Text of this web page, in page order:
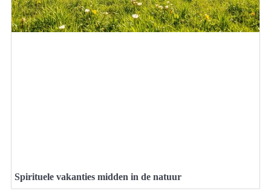
Spirituele vakanties midden in de natuur